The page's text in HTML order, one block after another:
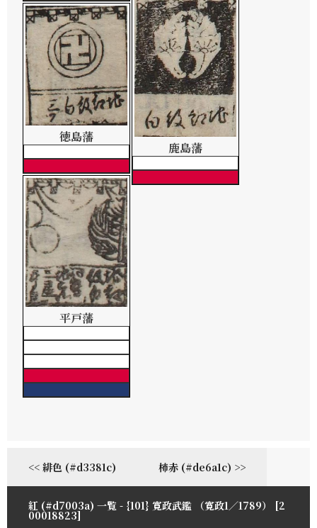
鹿島藩
徳島藩
平戸藩
<< 緋色 (#d3381c) 柿赤 (#de6a1c) >>
紅 (#d7003a) 一覧 - {101} 寛政武鑑 （寛政1／1789） [2
00018823]